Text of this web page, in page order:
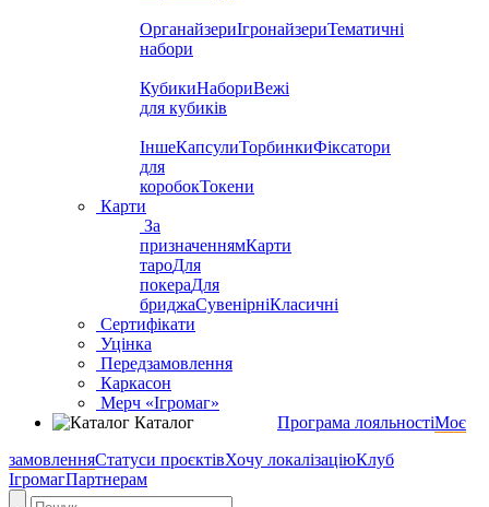
ОрганайзериІгронайзериТематичні
набори
КубикиНабориВежі
для кубиків
ІншеКапсулиТорбинкиФіксатори
для
коробокТокени
Карти
За
призначеннямКарти
тароДля
покераДля
бриджаСувенірніКласичні
Сертифікати
Уцінка
Передзамовлення
Каркасон
Мерч «Ігромаг»
Каталог
Програма лояльностіМоє
замовленняСтатуси проєктівХочу локалізаціюКлуб
ІгромагПартнерам